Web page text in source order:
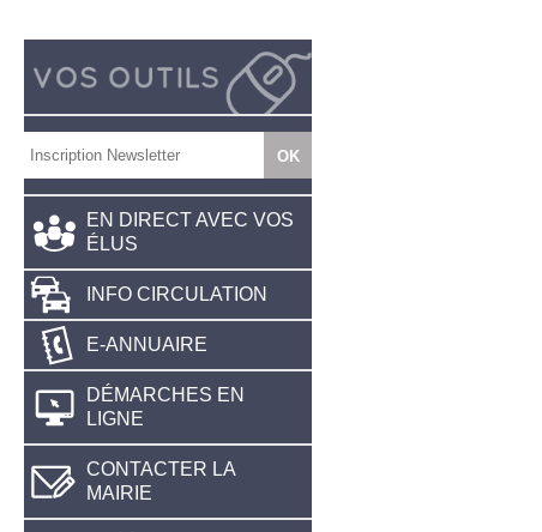
EN DIRECT AVEC VOS
ÉLUS
INFO CIRCULATION
E-ANNUAIRE
DÉMARCHES EN
LIGNE
CONTACTER LA
MAIRIE